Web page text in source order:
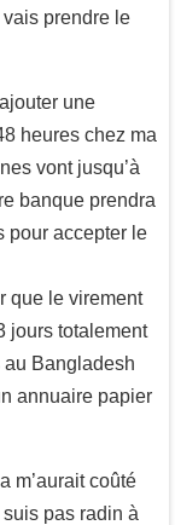
prendre le
une
heures chez ma
vont jusqu’à
banque prendra
pour accepter le
que le virement
jours totalement
au Bangladesh
annuaire papier
m’aurait coûté
pas radin à